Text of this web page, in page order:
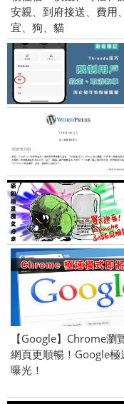
安親、到府接送、費用
宜、狗、貓
【Google】Chrome瀏
網頁更順暢！Google極
曝光！